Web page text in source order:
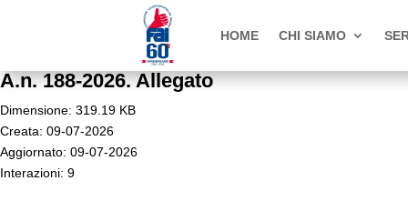
HOME CHI SIAMO
A.n. 188-2026. Allegato
Dimensione: 319.19 KB
Creata: 09-07-2026
Aggiornato: 09-07-2026
Interazioni: 9